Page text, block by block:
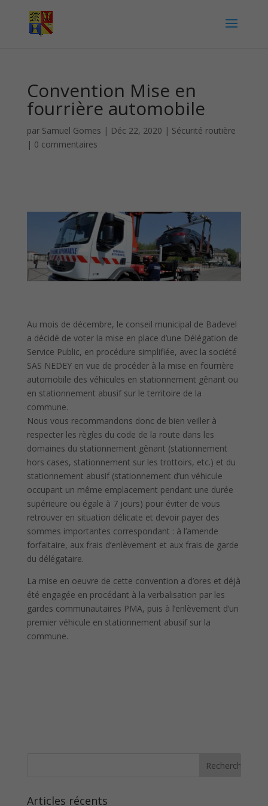
Convention Mise en
fourrière automobile
par Samuel Gomes | Déc 22, 2020 | Sécurité routière
| 0 commentaires
Au mois de décembre, le conseil municipal de Badevel
a décidé de voter la mise en place d’une Délégation de
Service Public, en procédure simplifiée, avec la société
SAS NEDEY en vue de procéder à la mise en fourrière
automobile des véhicules en stationnement gênant ou
en stationnement abusif sur le territoire de la
commune.
Nous vous recommandons donc de bien veiller à
respecter les règles du code de la route dans les
domaines du stationnement gênant (stationnement
hors cases, stationnement sur les trottoirs, etc.) et du
stationnement abusif (stationnement d’un véhicule
occupant un même emplacement pendant une durée
supérieure ou égale à 7 jours) pour éviter de vous
retrouver en situation délicate et devoir payer des
sommes importantes correspondant : à l’amende
forfaitaire, aux frais d’enlèvement et aux frais de garde
du délégataire.
La mise en oeuvre de cette convention a d’ores et déjà
été engagée en procédant à la verbalisation par les
gardes communautaires PMA, puis à l’enlèvement d’un
premier véhicule en stationnement abusif sur la
commune.
Articles récents